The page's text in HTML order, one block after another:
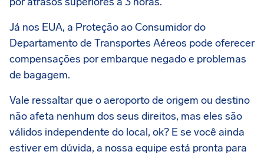
Já nos EUA, a Proteção ao Consumidor do
Departamento de Transportes Aéreos pode oferecer
compensações por embarque negado e problemas
de bagagem.
Vale ressaltar que o aeroporto de origem ou destino
não afeta nenhum dos seus direitos, mas eles são
válidos independente do local, ok? E se você ainda
estiver em dúvida, a nossa equipe está pronta para